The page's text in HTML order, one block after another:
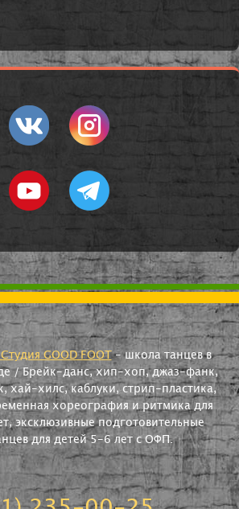
GOOD FOOT- школа танцев в
/ Брейк-данс, хип-хоп, джаз-фанк,
хай-хилс, каблуки, стрип-пластика,
хореография и ритмика для
эксклюзивные подготовительные
для детей 5-6 лет с ОФП.